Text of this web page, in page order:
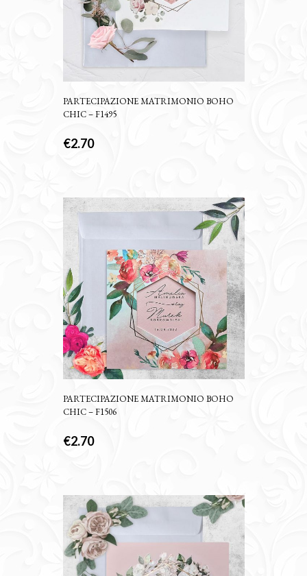
PARTECIPAZIONE MATRIMONIO BOHO
CHIC – F1495
€2.70
PARTECIPAZIONE MATRIMONIO BOHO
CHIC – F1506
€2.70